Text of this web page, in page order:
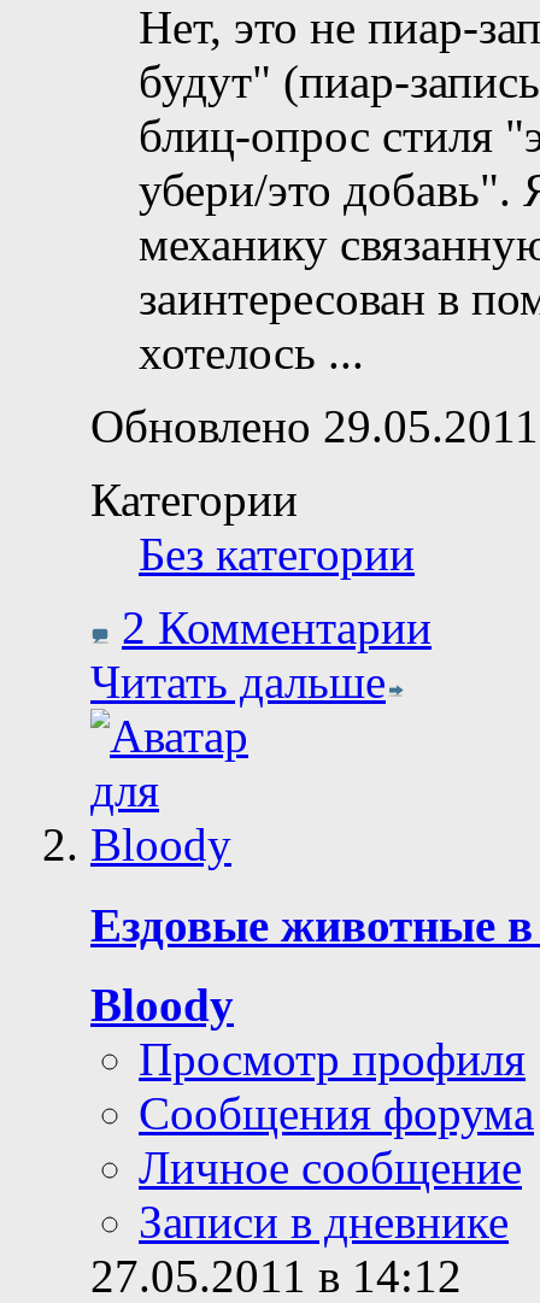
Нет, это не пиар-
будут" (пиар-
блиц-опрос стиля
убери/это добавь".
механику
заинтересован в
хотелось ...
Обновлено
Категории
Без категории
2 Комментарии
Читать дальше
Ездовые животные в
Bloody
Просмотр профиля
Сообщения форума
Личное сообщение
Записи в дневнике
27.05.2011 в 14:12